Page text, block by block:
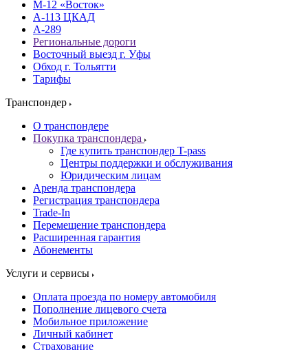
М-12 «Восток»
А-113 ЦКАД
А-289
Региональные дороги
Восточный выезд г. Уфы
Обход г. Тольятти
Тарифы
Транспондер
О транспондере
Покупка транспондера
Где купить транспондер T-pass
Центры поддержки и обслуживания
Юридическим лицам
Аренда транспондера
Регистрация транспондера
Trade-In
Перемещение транспондера
Расширенная гарантия
Абонементы
Услуги и сервисы
Оплата проезда по номеру автомобиля
Пополнение лицевого счета
Мобильное приложение
Личный кабинет
Страхование